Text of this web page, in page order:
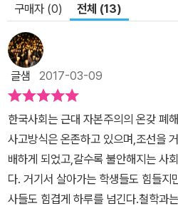
기를 권한다. 한국학 연구 역량의 조직과 세계화에 힘써온 문학평론
가 김흥규도 문학작품을 읽고 해석하
수 있음을 알려준다. 텍스트에 대한 견
하고 나면 대화가 가능해지고, 대화를
로의 견해 차이를 좁히거나 공통의 이
덜 적대적이 되며, 민주 시민을 기르
는 것이다. 거리의 인문학자, 행동하
‘공감’의 주제에 더욱 깊이 파고든다.
있는 특성을 ‘의미의 이해와 성찰, 공
구매자 (0) 전체 (13)
글샘 2017-03-09
한국사회는 근대 자본주의의 온갖 폐
사고방식은 온존하고 있으며,조선을
배하게 되었고,갈수록 불안해지는 사
다. 거기서 살아가는 학생들도 힘들지
사들도 힘겹게 하루를 넘긴다.철학과